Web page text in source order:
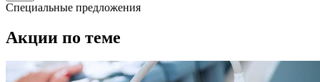
Специальные предложения
Акции по теме